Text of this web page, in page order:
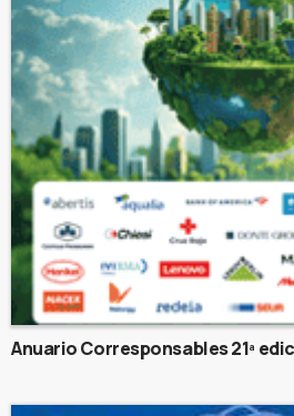
Anuario Corresponsables 21ª